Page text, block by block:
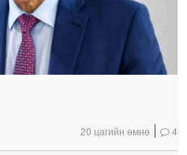
20 цагийн өмнө 4